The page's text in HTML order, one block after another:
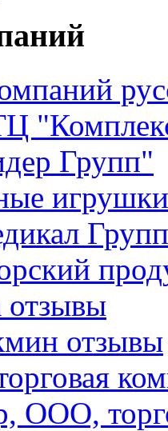
Групп"
игрушки
Групп
отзывы
отзывы
ООО,